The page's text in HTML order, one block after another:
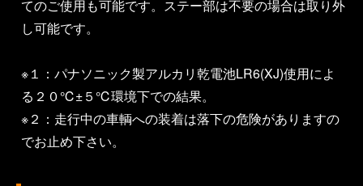
てのご使用も可能です。ステー部は不要の場合は取り外
し可能です。
※１：パナソニック製アルカリ乾電池LR6(XJ)使用によ
る２０℃±５℃環境下での結果。
※２：走行中の車輌への装着は落下の危険がありますの
でお止め下さい。